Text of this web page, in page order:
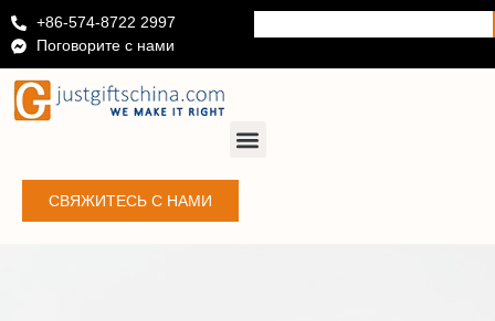
+86-574-8722 2997
Поговорите с нами
СВЯЖИТЕСЬ С НАМИ